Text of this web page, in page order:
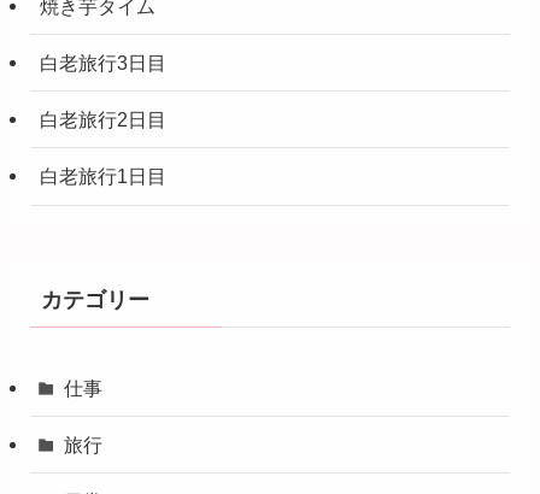
焼き芋タイム
白老旅行3日目
白老旅行2日目
白老旅行1日目
カテゴリー
仕事
旅行